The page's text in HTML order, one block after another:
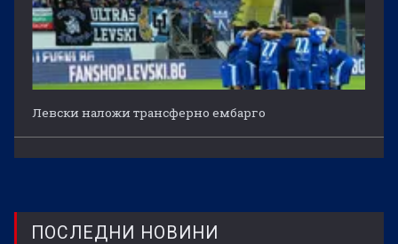
Левски наложи трансферно ембарго
ПОСЛЕДНИ НОВИНИ